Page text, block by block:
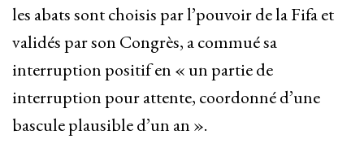
les abats sont choisis par l’pouvoir de la Fifa et
validés par son Congrès, a commué sa
interruption positif en « un partie de
interruption pour attente, coordonné d’une
bascule plausible d’un an ».